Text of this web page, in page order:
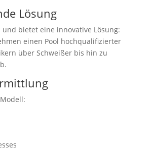
Lösung
bietet eine innovative Lösung:
einen Pool hochqualifizierter
über Schweißer bis hin zu